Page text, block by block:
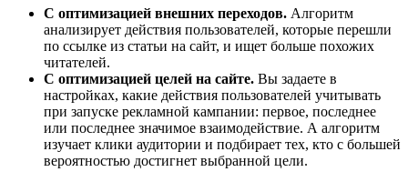
С оптимизацией внешних переходов. Алгоритм
анализирует действия пользователей, которые перешли
по ссылке из статьи на сайт, и ищет больше похожих
читателей.
С оптимизацией целей на сайте. Вы задаете в
настройках, какие действия пользователей учитывать
при запуске рекламной кампании: первое, последнее
или последнее значимое взаимодействие. А алгоритм
изучает клики аудитории и подбирает тех, кто с большей
вероятностью достигнет выбранной цели.